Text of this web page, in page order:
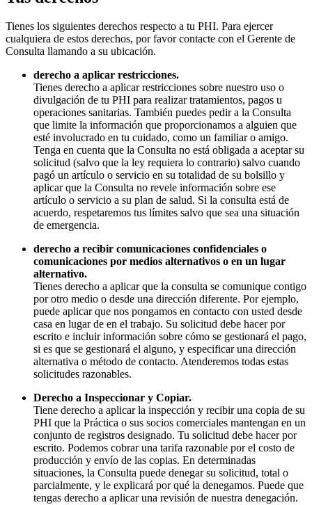
Tienes los siguientes derechos respecto a tu PHI. Para ejercer
cualquiera de estos derechos, por favor contacte con el Gerente de
Consulta llamando a su ubicación.
derecho a aplicar restricciones.
Tienes derecho a aplicar restricciones sobre nuestro uso o
divulgación de tu PHI para realizar tratamientos, pagos u
operaciones sanitarias. También puedes pedir a la Consulta
que limite la información que proporcionamos a alguien que
esté involucrado en tu cuidado, como un familiar o amigo.
Tenga en cuenta que la Consulta no está obligada a aceptar su
solicitud (salvo que la ley requiera lo contrario) salvo cuando
pagó un artículo o servicio en su totalidad de su bolsillo y
aplicar que la Consulta no revele información sobre ese
artículo o servicio a su plan de salud. Si la consulta está de
acuerdo, respetaremos tus límites salvo que sea una situación
de emergencia.
derecho a recibir comunicaciones confidenciales o
comunicaciones por medios alternativos o en un lugar
alternativo.
Tienes derecho a aplicar que la consulta se comunique contigo
por otro medio o desde una dirección diferente. Por ejemplo,
puede aplicar que nos pongamos en contacto con usted desde
casa en lugar de en el trabajo. Su solicitud debe hacer por
escrito e incluir información sobre cómo se gestionará el pago,
si es que se gestionará el alguno, y especificar una dirección
alternativa o método de contacto. Atenderemos todas estas
solicitudes razonables.
Derecho a Inspeccionar y Copiar.
Tiene derecho a aplicar la inspección y recibir una copia de su
PHI que la Práctica o sus socios comerciales mantengan en un
conjunto de registros designado. Tu solicitud debe hacer por
escrito. Podemos cobrar una tarifa razonable por el costo de
producción y envío de las copias. En determinadas
situaciones, la Consulta puede denegar su solicitud, total o
parcialmente, y le explicará por qué la denegamos. Puede que
tengas derecho a aplicar una revisión de nuestra denegación.